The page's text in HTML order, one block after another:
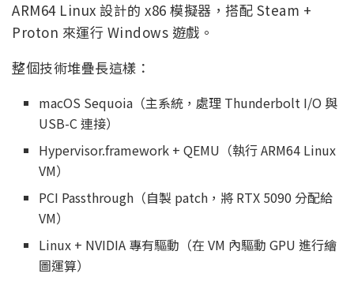
ARM64 Linux 設計的 x86 模擬器，搭配 Steam +
Proton 來運行 Windows 遊戲。
整個技術堆疊長這樣：
macOS Sequoia（主系統，處理 Thunderbolt I/O 與
USB-C 連接）
Hypervisor.framework + QEMU（執行 ARM64 Linux
VM）
PCI Passthrough（自製 patch，將 RTX 5090 分配給
VM）
Linux + NVIDIA 專有驅動（在 VM 內驅動 GPU 進行繪
圖運算）